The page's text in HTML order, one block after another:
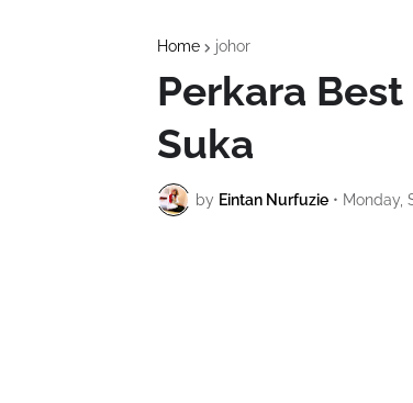
Home johor
Perkara Best
Suka
by Eintan Nurfuzie • Monday,